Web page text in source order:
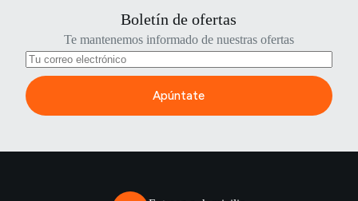
Boletín de ofertas
Te mantenemos informado de nuestras ofertas
Apúntate